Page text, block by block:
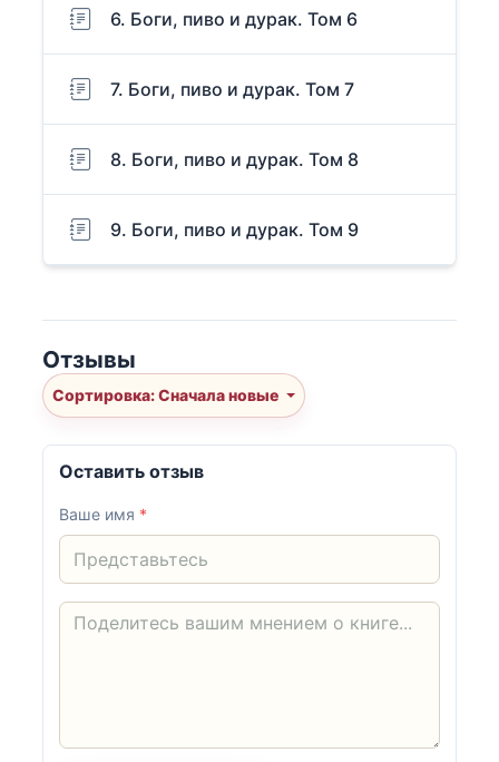
6. Боги, пиво и дурак. Том 6
7. Боги, пиво и дурак. Том 7
8. Боги, пиво и дурак. Том 8
9. Боги, пиво и дурак. Том 9
Отзывы
Сортировка: Сначала новые
Оставить отзыв
Ваше имя *